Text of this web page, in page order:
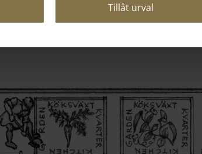
Tillåt urval
med Vasamuseets trädgårdsbot